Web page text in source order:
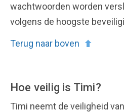
wachtwoorden worden
volgens de hoogste
Terug naar boven
Hoe veilig is Timi?
Timi neemt de veiligheid